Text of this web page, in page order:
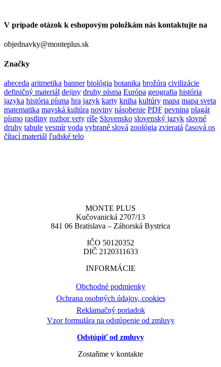
V prípade otázok k eshopovým položkám nás kontaktujte na
objednavky@monteplus.sk
Značky
abeceda aritmetika banner biológia botanika brožúra civilizácie
definičný materiál dejiny druhy písma Európa geografia história
jazyka história písma hra jazyk karty kniha kultúry mapa mapa sveta
matematika mayská kultúra noviny násobenie PDF pevnina plagát
písmo rastliny rozbor vety ríše Slovensko slovenský jazyk slovné
druhy tabule vesmír voda vybrané slová zoológia zvieratá časová os
čítací materiál ľudské telo
MONTE PLUS
Kučovanická 2707/13
841 06 Bratislava – Záhorská Bystrica
IČO 50120352
DIČ 2120311633
INFORMÁCIE
Obchodné podmienky
Ochrana osobných údajov, cookies
Reklamačný poriadok
Vzor formulára na odstúpenie od zmluvy
Odstúpiť od zmluvy
Zostaňme v kontakte